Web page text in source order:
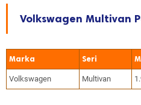
Volkswagen Multivan
Marka Seri
Volkswagen Multivan